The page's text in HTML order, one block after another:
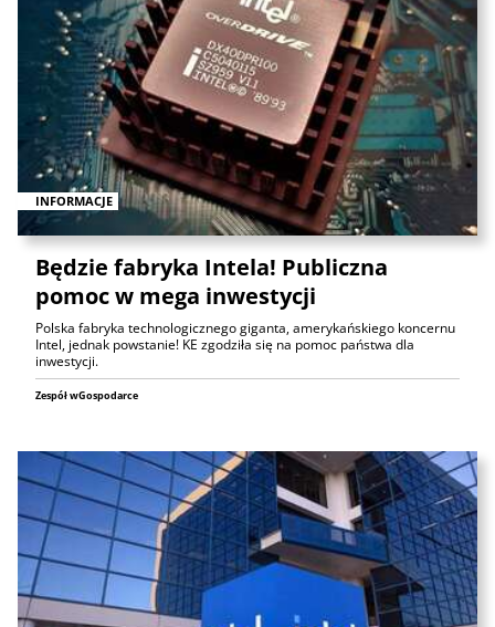
INFORMACJE
Będzie fabryka Intela! Publiczna
pomoc w mega inwestycji
Polska fabryka technologicznego giganta, amerykańskiego koncernu
Intel, jednak powstanie! KE zgodziła się na pomoc państwa dla
inwestycji.
Zespół wGospodarce